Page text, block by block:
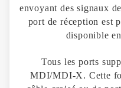
envoyant des signaux
port de réception est
disponible
Tous les ports
MDI/MDI-X. Cette